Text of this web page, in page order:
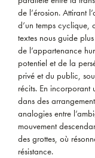
de l’érosion. Attirant
d’un temps cyclique,
textes nous guide
de l’appartenance
potentiel et de la
privé et du public,
récits. En
dans des
analogies entre
mouvement
des grottes, où
résistance.